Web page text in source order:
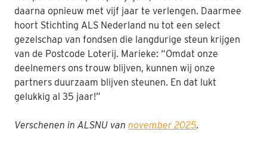
daarna opnieuw met vijf jaar te verlengen. Daarmee
hoort Stichting ALS Nederland nu tot een select
gezelschap van fondsen die langdurige steun krijgen
van de Postcode Loterij. Marieke: “Omdat onze
deelnemers ons trouw blijven, kunnen wij onze
partners duurzaam blijven steunen. En dat lukt
gelukkig al 35 jaar!”
Verschenen in ALSNU van november 2025.